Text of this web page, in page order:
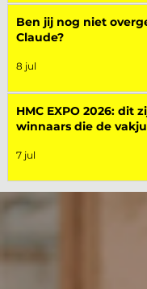
Ben jij nog niet
Claude?
8 jul
HMC EXPO 2026: dit
winnaars die de
7 jul